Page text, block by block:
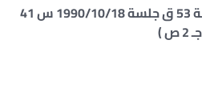
( 523 الطعن رقم 170 لسنة 53 ق جلسة 1990/10/18 س 41
جـ 2 ص )